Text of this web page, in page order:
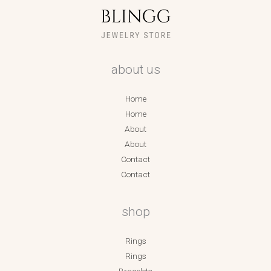
about us
Home
Home
About
About
Contact
Contact
shop
Rings
Rings